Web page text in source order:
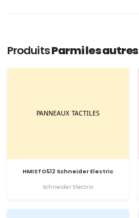
ProduitsParmi les autres
HMISTO512 Schneider Electric
Schneider Electric